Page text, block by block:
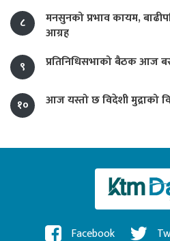
८
मनसुनको प्रभाव कायम,
आग्रह
९
प्रतिनिधिसभाको बैठक आज
१० आज यस्तो छ विदेशी मुद्राको
Facebook